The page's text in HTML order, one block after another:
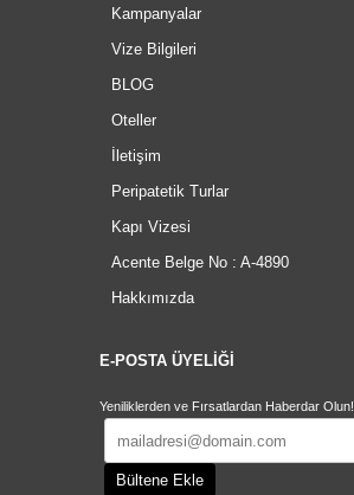
Kampanyalar
Vize Bilgileri
BLOG
Oteller
İletişim
Peripatetik Turlar
Kapı Vizesi
Acente Belge No : A-4890
Hakkımızda
E-POSTA ÜYELİĞİ
Yeniliklerden ve Fırsatlardan Haberdar Olun!